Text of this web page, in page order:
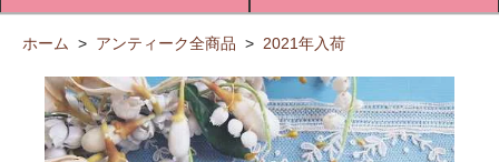
ホーム > アンティーク全商品 > 2021年入荷